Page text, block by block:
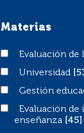
Materias
Evaluación de la
Evaluación de
Universidad
Universidad
GestiónGestión
Evaluación de
Evaluación
enseñanza
[45]